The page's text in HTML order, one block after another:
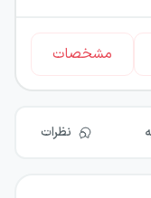
مشخصات
نظرات